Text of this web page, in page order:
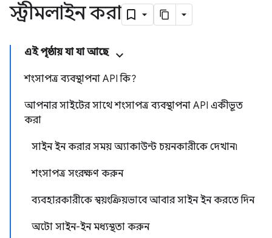
স্ট্রীমলাইন করা
এই পৃষ্ঠায় যা যা আছে
শংসাপত্র ব্যবস্থাপনা API কি?
আপনার সাইটের সাথে শংসাপত্র ব্যবস্থাপনা API একীভূত
করা
সাইন ইন করার সময় অ্যাকাউন্ট চয়নকারীকে দেখান৷
শংসাপত্র সংরক্ষণ করুন
ব্যবহারকারীকে স্বয়ংক্রিয়ভাবে আবার সাইন ইন করতে দিন
অটো সাইন-ইন মধ্যস্থতা করুন